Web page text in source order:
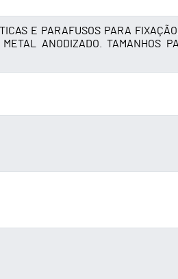
E PARAFUSOS PARA
ANODIZADO. TAMANHOS